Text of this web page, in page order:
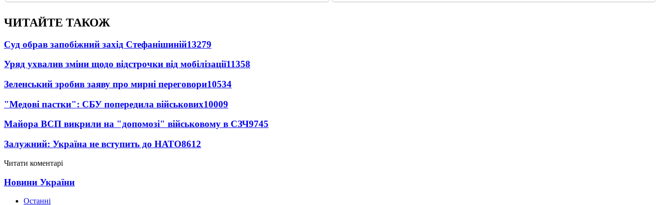
ЧИТАЙТЕ ТАКОЖ
Суд обрав запобіжний захід Стефанішиній13279
Уряд ухвалив зміни щодо відстрочки від мобілізації11358
Зеленський зробив заяву про мирні переговори10534
"Медові пастки": СБУ попередила військових10009
Майора ВСП викрили на "допомозі" військовому в СЗЧ9745
Залужний: Україна не вступить до НАТО8612
Читати коментарі
Новини України
Останні